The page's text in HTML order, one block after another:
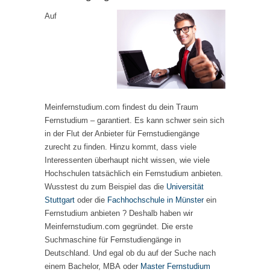
Auf
Meinfernstudium.com findest du dein Traum
Fernstudium – garantiert. Es kann schwer sein sich
in der Flut der Anbieter für Fernstudiengänge
zurecht zu finden. Hinzu kommt, dass viele
Interessenten überhaupt nicht wissen, wie viele
Hochschulen tatsächlich ein Fernstudium anbieten.
Wusstest du zum Beispiel das die Universität
Stuttgart oder die Fachhochschule in Münsterein
Fernstudium anbieten ? Deshalb haben wir
Meinfernstudium.com gegründet. Die erste
Suchmaschine für Fernstudiengänge in
Deutschland. Und egal ob du auf der Suche nach
einem Bachelor, MBA oder Master Fernstudium